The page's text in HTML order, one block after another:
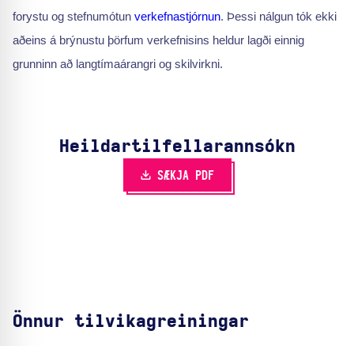
forystu og stefnumótun verkefnastjórnun. Þessi nálgun tók ekki
aðeins á brýnustu þörfum verkefnisins heldur lagði einnig
grunninn að langtímaárangri og skilvirkni.
Heildartilfella­rannsókn
SÆKJA PDF
Önnur tilvikagreiningar